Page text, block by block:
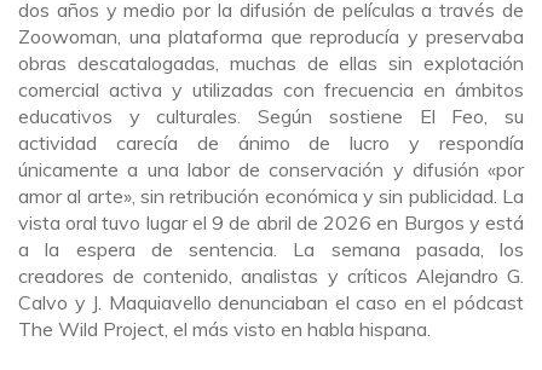
dos años y medio por la difusión de películas a través de
Zoowoman, una plataforma que reproducía y preservaba
obras descatalogadas, muchas de ellas sin explotación
comercial activa y utilizadas con frecuencia en ámbitos
educativos y culturales. Según sostiene El Feo, su
actividad carecía de ánimo de lucro y respondía
únicamente a una labor de conservación y difusión «por
amor al arte», sin retribución económica y sin publicidad. La
vista oral tuvo lugar el 9 de abril de 2026 en Burgos y está
a la espera de sentencia. La semana pasada, los
creadores de contenido, analistas y críticos Alejandro G.
Calvo y J. Maquiavello denunciaban el caso en el pódcast
The Wild Project, el más visto en habla hispana.